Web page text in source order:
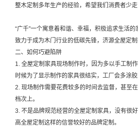
整木定制多年生产的经验，希望我们消费者少
“广千”一个寓意着和谐、幸福，积极追求生活
致力于成为木门行业的低碳先锋，济源全屋定
二、如何巧避陷阱
1. 全屋定制家具现场制作时，因为多以手工制
时候为了显示制作的家具很结实，工厂会多涂
2. 现场制作需要花费较多的时间去监督，甚至
档次上。
3. 不是品牌规范经营的全屋定制家具，没有很
高全屋定制这样的信誉较好的品牌定制。